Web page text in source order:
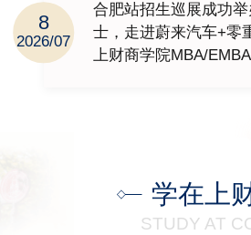
8
2026/07
合肥站招生巡展成功
士，走进蔚来汽车+零
上财商学院MBA/EMBA
学在上
STUDY AT